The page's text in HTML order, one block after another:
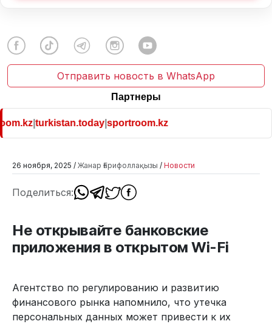
Отправить новость в WhatsApp
Партнеры
|turkistan.today|sportroom.kz
26 ноября, 2025 / Жанар Ғарифоллақызы / Новости
Поделиться:
Не открывайте банковские
приложения в открытом Wi-Fi
Агентство по регулированию и развитию
финансового рынка напомнило, что утечка
персональных данных может привести к их